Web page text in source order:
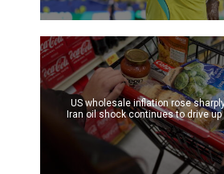
US wholesale inflation rose
Iran oil shock continues to drive